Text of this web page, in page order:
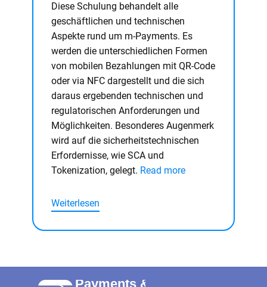
Diese Schulung behandelt alle
geschäftlichen und technischen
Aspekte rund um m-Payments. Es
werden die unterschiedlichen Formen
von mobilen Bezahlungen mit QR-Code
oder via NFC dargestellt und die sich
daraus ergebenden technischen und
regulatorischen Anforderungen und
Möglichkeiten. Besonderes Augenmerk
wird auf die sicherheitstechnischen
Erfordernisse, wie SCA und
Tokenization, gelegt. Read more
Weiterlesen